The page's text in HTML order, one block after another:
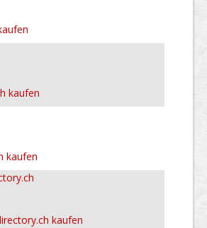
kaufen
kaufen
kaufen